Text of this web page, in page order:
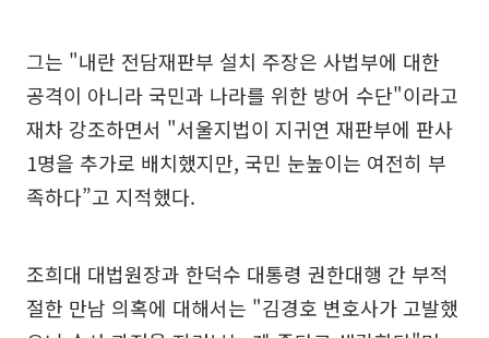
그는 "내란 전담재판부 설치 주장은 사법부에 대한
공격이 아니라 국민과 나라를 위한 방어 수단"이라고
재차 강조하면서 "서울지법이 지귀연 재판부에 판사
1명을 추가로 배치했지만, 국민 눈높이는 여전히 부
족하다”고 지적했다.
조희대 대법원장과 한덕수 대통령 권한대행 간 부적
절한 만남 의혹에 대해서는 "김경호 변호사가 고발했